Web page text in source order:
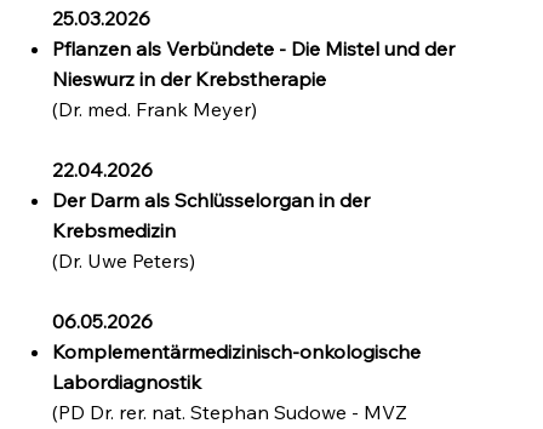
25.03.2026
Pflanzen als Verbündete - Die Mistel und der
Nieswurz in der Krebstherapie
(Dr. med. Frank Meyer)
22.04.2026
Der Darm als Schlüsselorgan in der
Krebsmedizin
(Dr. Uwe Peters)
06.05.2026
Komplementärmedizinisch-onkologische
Labordiagnostik
(PD Dr. rer. nat. Stephan Sudowe - MVZ